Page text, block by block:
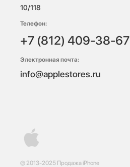
© 2013-2025 Продажа iPhone
10/118
Телефон:
+7 (812) 409-38-67
Электронная почта:
info@applestores.ru